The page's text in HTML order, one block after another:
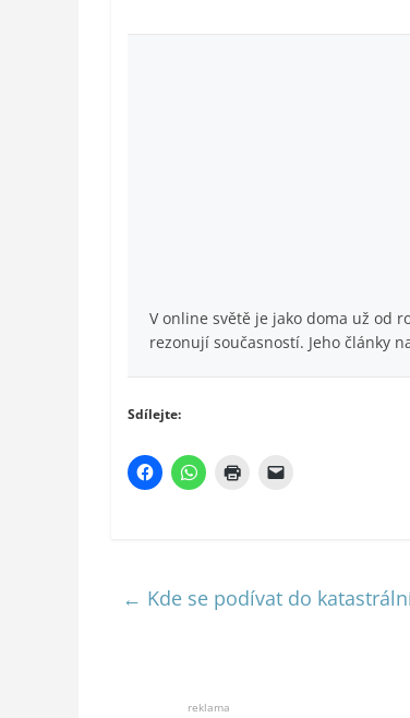
V online světě je jako doma už od
rezonují současností. Jeho články
Sdílejte:
← Kde se podívat do
reklama